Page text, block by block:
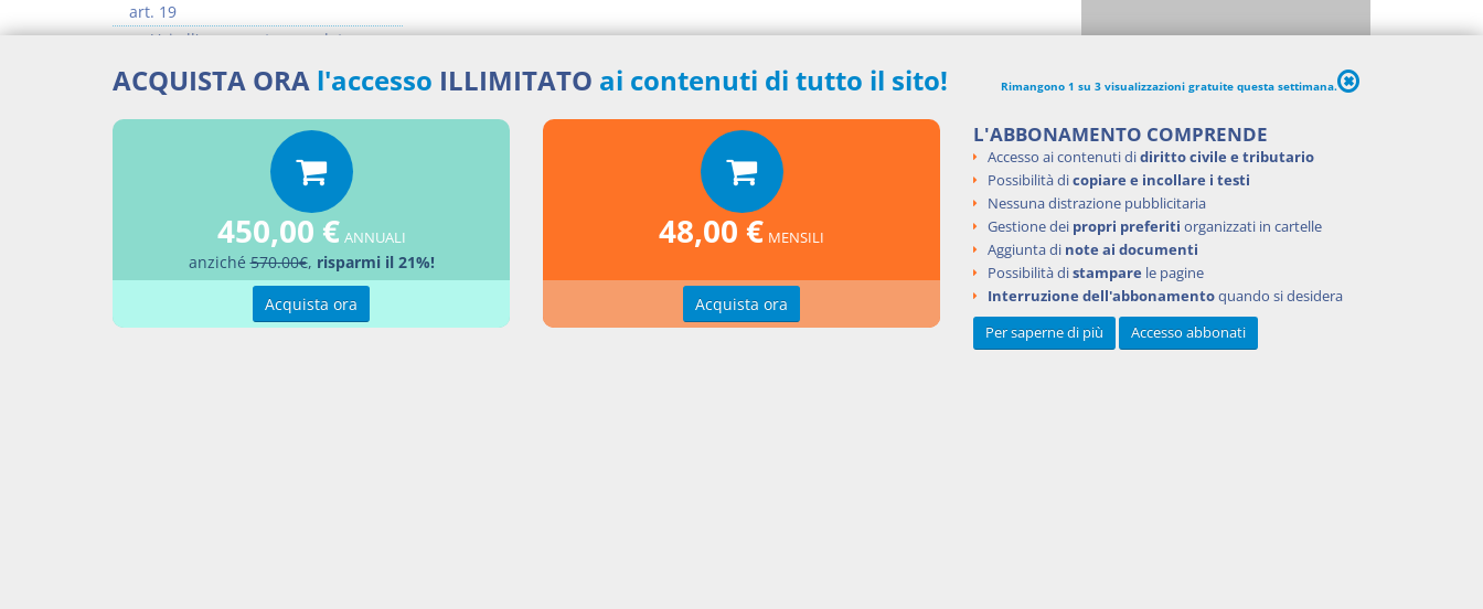
Decreto Legge del 2010 numero 78
Percorsi argomentali
78
art. 19
>> Vai all'argomento completo
ACQUISTA ORA l'accesso ILLIMITATO ai contenuti di tutto il sito! Rimangono 1 su 3 visualizzazioni gratuite questa settimana.
450,00 € ANNUALI
anziché570.00€, risparmi il 21%!
Acquista ora
48,00 € MENSILI
Acquista ora
L'ABBONAMENTO COMPRENDE
Accesso ai contenuti didiritto civile e tributario
Possibilità dicopiare e incollare i testi
Nessuna distrazione pubblicitaria
Gestione dei propri preferiti organizzati in cartelle
Aggiunta di note ai documenti
Possibilità distampare le pagine
Interruzione dell'abbonamentoquando si desidera
Per saperne di più
Accesso abbonati